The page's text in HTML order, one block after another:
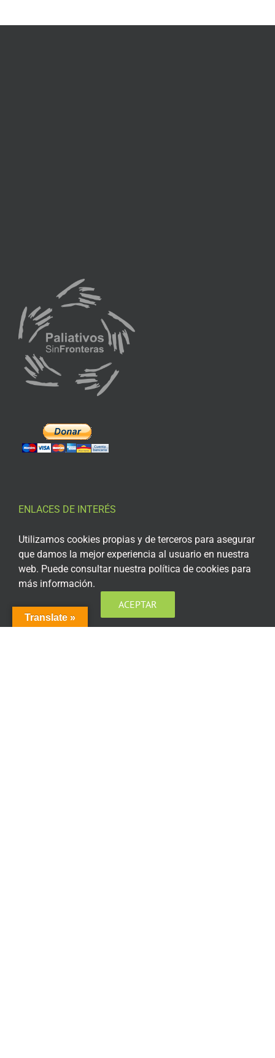
ENLACES DE INTERÉS
Aviso Legal
Política de privacidad
Política de privacidad Redes Sociales
Política de cookies
Translate »
Utilizamos cookies propias y de terceros para asegurar
que damos la mejor experiencia al usuario en nuestra
web. Puede consultar nuestra política de cookies para
más información.
ACEPTAR